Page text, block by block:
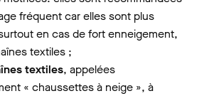
fréquent car elles sont plus
en cas de fort enneigement,
textiles ;
textiles, appelées
« chaussettes à neige », à